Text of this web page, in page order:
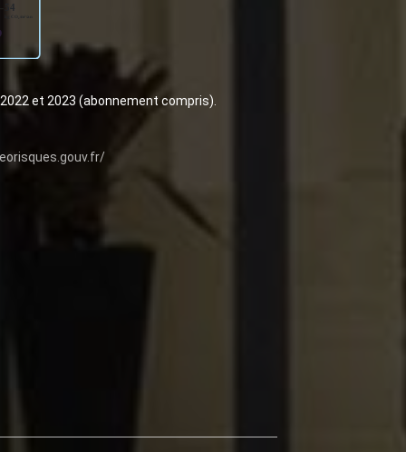
et 2023 (abonnement compris).